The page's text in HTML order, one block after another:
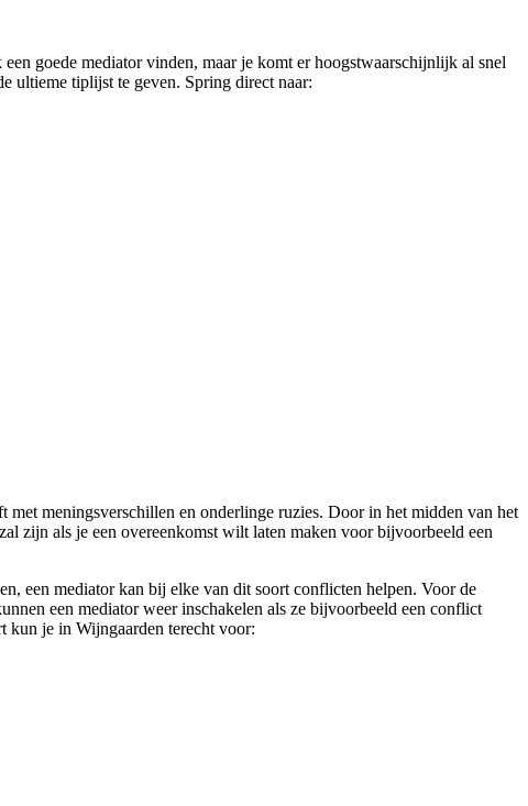
goede mediator vinden, maar je komt er hoogstwaarschijnlijk al snel
ultieme tiplijst te geven. Spring direct naar:
meningsverschillen en onderlinge ruzies. Door in het midden van het
zijn als je een overeenkomst wilt laten maken voor bijvoorbeeld een
een mediator kan bij elke van dit soort conflicten helpen. Voor de
een mediator weer inschakelen als ze bijvoorbeeld een conflict
kun je in Wijngaarden terecht voor: